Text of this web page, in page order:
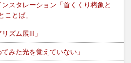
スタレーション「首くくり栲象と
とば」
ズム展Ⅲ」
みた光を覚えていない」